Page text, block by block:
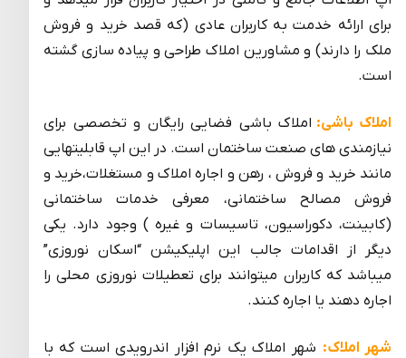
برای ارائه خدمت به کاربران عادی (که قصد خرید و فروش
ملک را دارند) و مشاورین املاک طراحی و پیاده سازی گشته
است.
املاک باشی: املاک باشی فضایی رایگان و تخصصی برای
نیازمندی های صنعت ساختمان است. در این اپ قابلیتهایی
مانند خرید و فروش ، رهن و اجاره املاک و مستغلات،خرید و
فروش مصالح ساختمانی، معرفی خدمات ساختمانی
(کابینت، دکوراسیون، تاسیسات و غیره ) وجود دارد. یکی
دیگر از اقدامات جالب این اپلیکیشن “اسکان نوروزی”
میباشد که کاربران میتوانند برای تعطیلات نوروزی محلی را
اجاره دهند یا اجاره کنند.
شهر املاک: شهر املاک یک نرم افزار اندرویدی است که با